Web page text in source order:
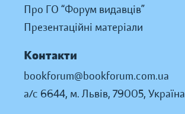
Про ГО “Форум видавців”
Презентаційні матеріали
Контакти
bookforum@bookforum.com.ua
а/с 6644, м. Львів, 79005, Україна